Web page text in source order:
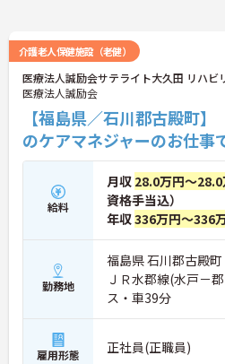
介護老人保健施設（老健）
医療法人誠励会サテライト大久田 リハビ
医療法人誠励会
【福島県／石川郡古殿町
のケアマネジャーのお仕事
給料
月収 28.0万円～28.0
資格手当込）
年収336万円～336
勤務地
福島県 石川郡古殿
ＪＲ水郡線(水戸－
ス・車39分
雇用形態 正社員(正職員)